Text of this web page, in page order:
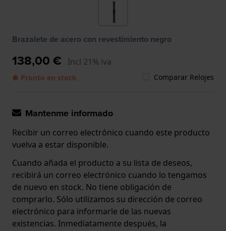
Brazalete de acero con revestimiento negro
138,00 € Incl 21% iva
● Pronto en stock Comparar Relojes
Mantenme informado
Recibir un correo electrónico cuando este producto
vuelva a estar disponible.
Cuando añada el producto a su lista de deseos,
recibirá un correo electrónico cuando lo tengamos
de nuevo en stock. No tiene obligación de
comprarlo. Sólo utilizamos su dirección de correo
electrónico para informarle de las nuevas
existencias. Inmediatamente después, la